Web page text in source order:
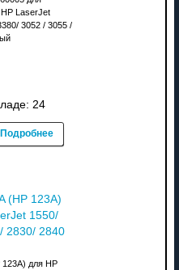
LaserJet
3052 / 3055 /
24
Подробнее
(HP 123A)
1550/
2830/ 2840
123A) для HP